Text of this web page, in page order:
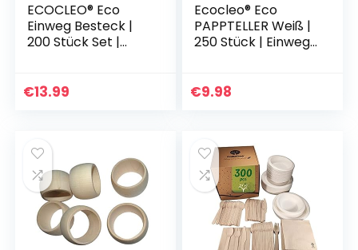
ECOCLEO® Eco
Einweg Besteck |
200 Stück Set |
Gabeln & 100
€13.99
Ecocleo® Eco
PAPPTELLER Weiß |
250 Stück | Einweg
13x20cm |
€9.98